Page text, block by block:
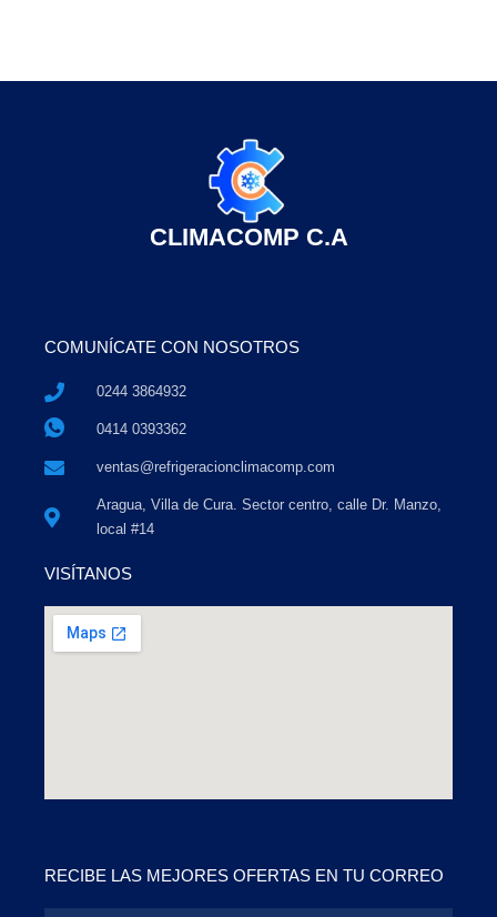
CLIMACOMP C.A
COMUNÍCATE CON NOSOTROS
0244 3864932
0414 0393362
ventas@refrigeracionclimacomp.com
Aragua, Villa de Cura. Sector centro, calle Dr. Manzo,
local #14
VISÍTANOS
RECIBE LAS MEJORES OFERTAS EN TU CORREO